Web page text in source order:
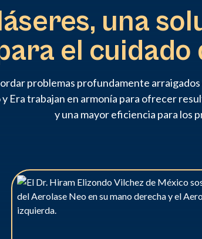
una
el cuidado
problemas profundamente
Era trabajan en armonía para ofrecer
y una mayor eficiencia para los